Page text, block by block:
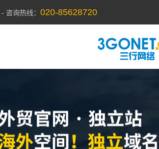
- 咨询热线： 020-85628720